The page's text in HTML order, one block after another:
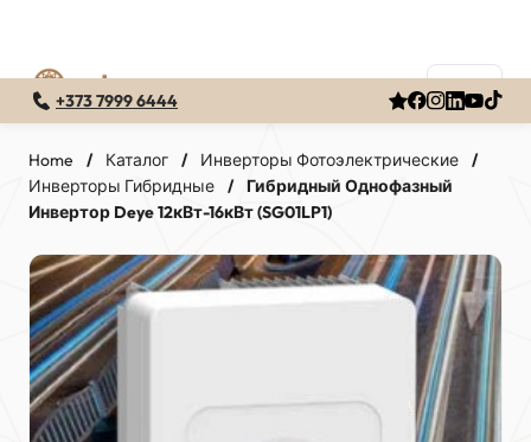
содержимому
+373 7999 6444
Home / Каталог / Инверторы Фотоэлектрические
/
Инверторы Гибридные
/ Гибридный Однофазный
Инвертор Deye 12кВт-16кВт (SG01LP1)